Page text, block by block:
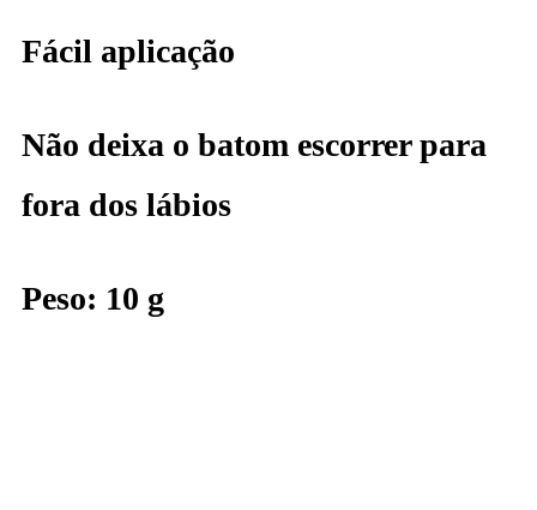
Fácil aplicação
Não deixa o batom escorrer para
fora dos lábios
Peso: 10 g